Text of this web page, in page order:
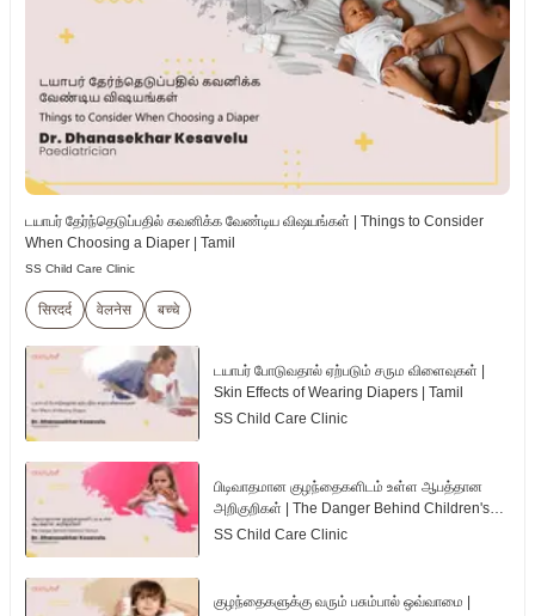
டயாபர் தேர்ந்தெடுப்பதில் கவனிக்க வேண்டிய விஷயங்கள் | Things to Consider
When Choosing a Diaper | Tamil
SS Child Care Clinic
सिरदर्द वेलनेस बच्चे
டயாபர் போடுவதால் ஏற்படும் சரும விளைவுகள் |
Skin Effects of Wearing Diapers | Tamil
SS Child Care Clinic
பிடிவாதமான குழந்தைகளிடம் உள்ள ஆபத்தான
அறிகுறிகள் | The Danger Behind Children's
Tantrum | Tamil
SS Child Care Clinic
குழந்தைகளுக்கு வரும் பசும்பால் ஒவ்வாமை |